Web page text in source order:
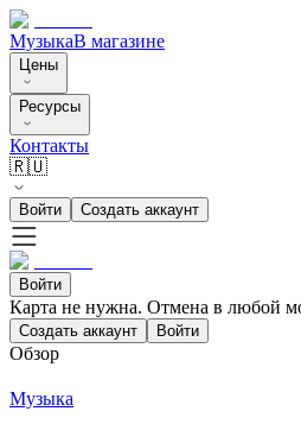
МузыкаВ магазине
Цены
Ресурсы
Контакты
🇷🇺
Войти Создать аккаунт
Войти
Карта не нужна. Отмена в любой
Создать аккаунт Войти
Обзор
Музыка